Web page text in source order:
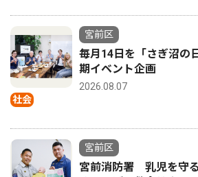
社会
宮前区
毎月14日を「さぎ沼
期イベント企画
2026.08.07
宮前区
宮前消防署 乳児を守